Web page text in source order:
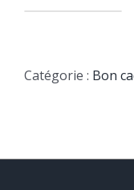
Catégorie : Bon